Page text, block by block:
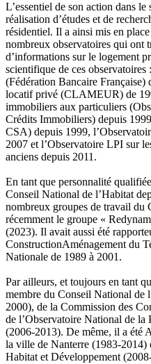
L’essentiel de son action dans
réalisation d’études et de
résidentiel. Il a ainsi mis en
nombreux observatoires qui ont
d’informations sur le logement
scientifique de ces observatoires
(Fédération Bancaire Française)
locatif privé (CLAMEUR) de
immobiliers aux particuliers
Crédits Immobiliers) depuis
CSA) depuis 1999,
2007 et l’Observatoire LPI sur
anciens depuis 2011.
En tant que personnalité
Conseil National de l’Habitat
nombreux groupes de travail du
récemment le groupe «
(2023). Il avait aussi été
ConstructionAménagement du
Nationale de 1989 à 2001.
Par ailleurs, et toujours en tant
membre du Conseil National de
2000), de la Commission des
de l’Observatoire National de
(2006-2013). De même, il a été
la ville de Nanterre (1983-2014)
Habitat et Développement